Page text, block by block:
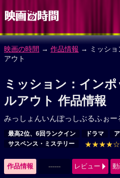
映画の時間 → 作品情報 → ミッショ
アウト
ミッション：イン
ルアウト 作品情報
みっしょんいんぽっしぶるふぉー
最高2位、6回ランクイン ドラマ
サスペンス・ミステリー
★★★★☆
作品情報 ------ レビュー